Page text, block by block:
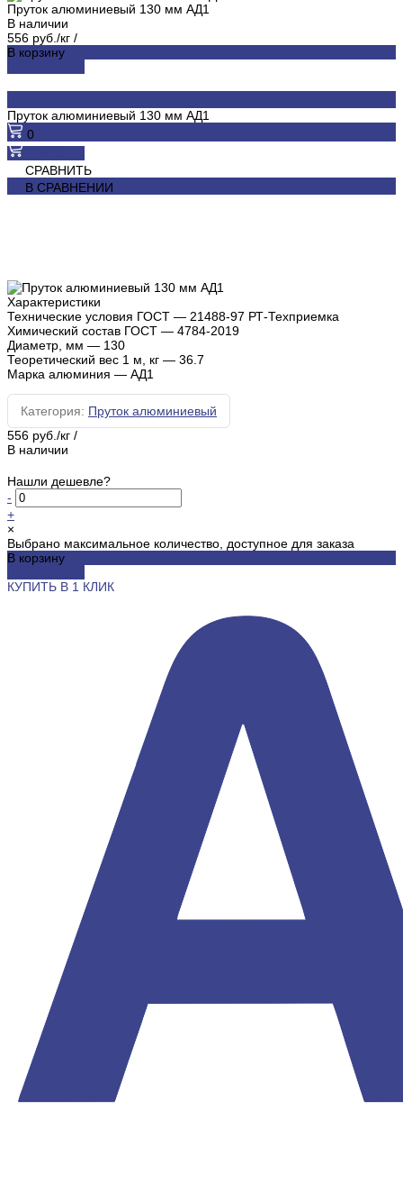
Пруток алюминиевый 130 мм АД1
В наличии
556 руб./кг /
В корзину
Пруток алюминиевый 130 мм АД1
0
СРАВНИТЬ
В СРАВНЕНИИ
Характеристики
Технические условия ГОСТ — 21488-97 РТ-Техприемка
Химический состав ГОСТ — 4784-2019
Диаметр, мм — 130
Теоретический вес 1 м, кг — 36.7
Марка алюминия — АД1
Категория: Пруток алюминиевый
556 руб./кг /
В наличии
Нашли дешевле?
-
+
×
Выбрано максимальное количество, доступное для заказа
В корзину
КУПИТЬ В 1 КЛИК